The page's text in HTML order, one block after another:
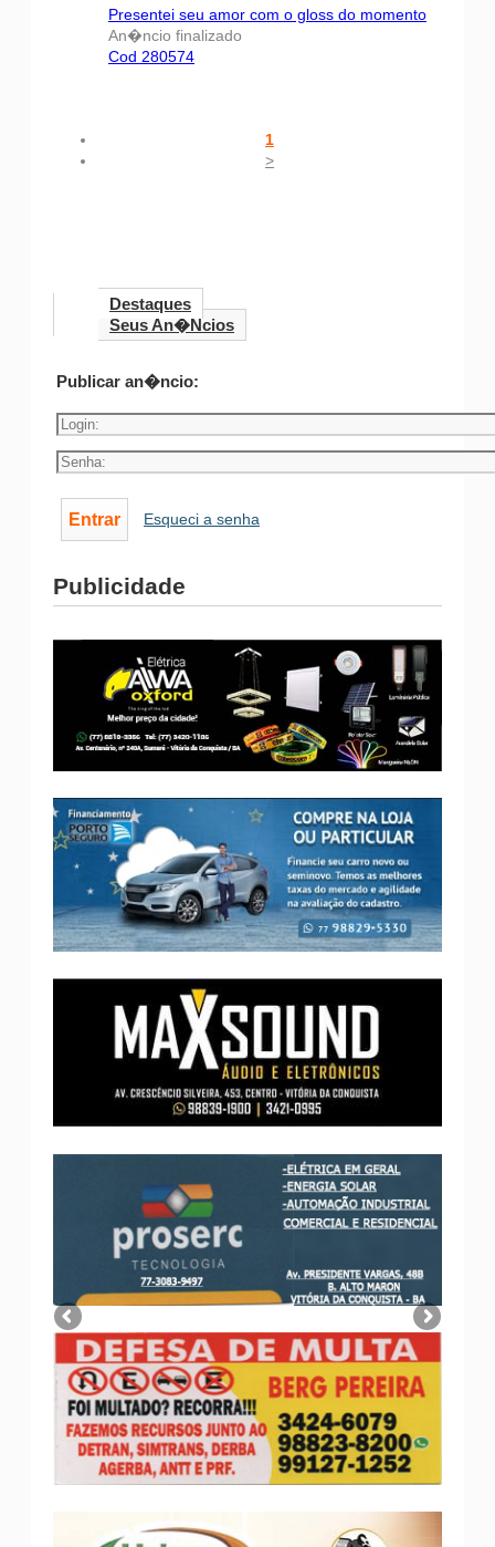
Presentei seu amor com o gloss do momento
An�ncio finalizado
Cod 280574
1
>
Destaques
Seus An�ncios
Publicar an�ncio:
Esqueci a senha
Publicidade